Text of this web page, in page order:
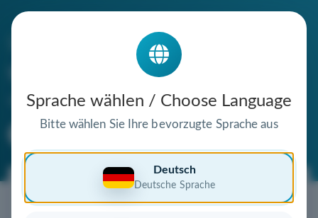
Sprache wählen / Choose Language
Bitte wählen Sie Ihre bevorzugte Sprache aus
Deutsch
Deutsche Sprache
schermaschinen-fehring.de
steht zum Verkauf
Jetzt diese Wunschdomain